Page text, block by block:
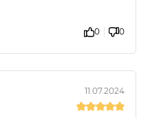
0 0
11.07.2024